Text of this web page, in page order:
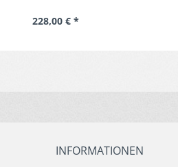
Spültischarmatur
228,00 € *
INFORMATIONEN